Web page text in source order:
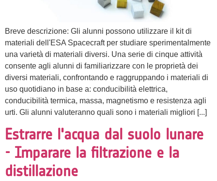
Breve descrizione: Gli alunni possono utilizzare il kit di
materiali dell'ESA Spacecraft per studiare sperimentalmente
una varietà di materiali diversi. Una serie di cinque attività
consente agli alunni di familiarizzare con le proprietà dei
diversi materiali, confrontando e raggruppando i materiali di
uso quotidiano in base a: conducibilità elettrica,
conducibilità termica, massa, magnetismo e resistenza agli
urti. Gli alunni valuteranno quali sono i materiali migliori [...]
Estrarre l'acqua dal suolo lunare
- Imparare la filtrazione e la
distillazione